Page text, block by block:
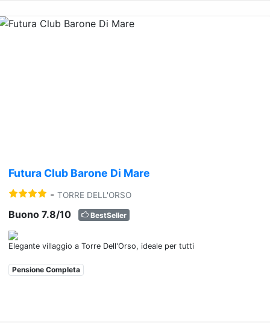
Futura Club Barone Di Mare
- TORRE DELL'ORSO
Buono 7.8/10 BestSeller
Elegante villaggio a Torre Dell'Orso, ideale per tutti
Pensione Completa